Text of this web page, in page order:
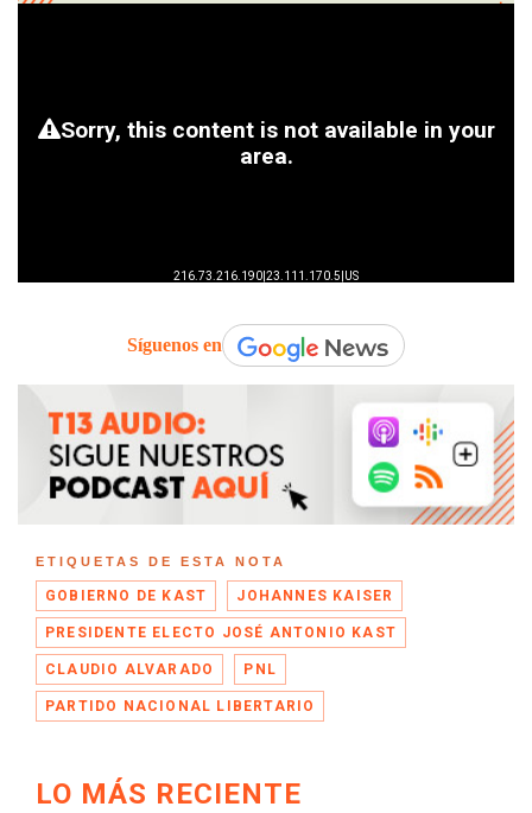
Síguenos en
ETIQUETAS DE ESTA NOTA
GOBIERNO DE KAST JOHANNES KAISER
PRESIDENTE ELECTO JOSÉ ANTONIO KAST
CLAUDIO ALVARADO PNL
PARTIDO NACIONAL LIBERTARIO
LO MÁS RECIENTE